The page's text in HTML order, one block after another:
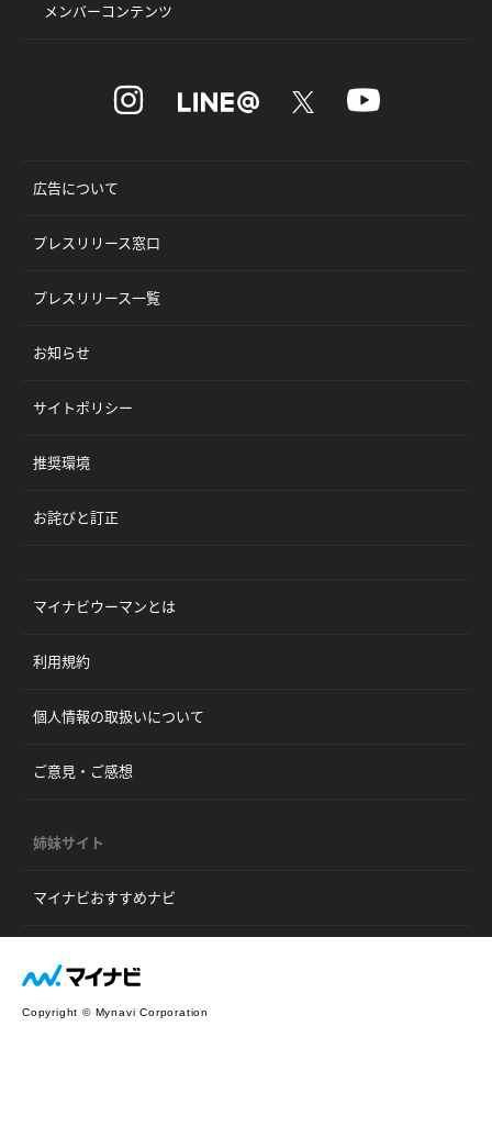
メンバーコンテンツ
広告について
プレスリリース窓口
プレスリリース一覧
お知らせ
サイトポリシー
推奨環境
お詫びと訂正
マイナビウーマンとは
利用規約
個人情報の取扱いについて
ご意見・ご感想
姉妹サイト
マイナビおすすめナビ
Copyright © Mynavi Corporation